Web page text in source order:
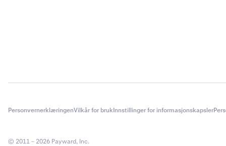
PersonvernerklæringenVilkår for brukInnstillinger for informasjonskapsler
© 2011 – 2026 Payward, Inc.